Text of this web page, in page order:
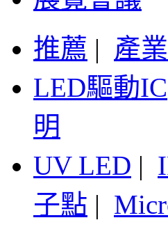
推薦 | 產業
LED驅動IC
明
UV LED |
子點 |